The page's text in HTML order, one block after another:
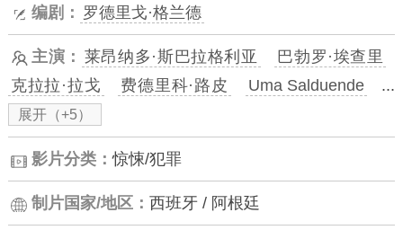
编剧： 罗德里戈·格兰德
主演： 莱昂纳多·斯巴拉格利亚
巴勃罗·埃查里
克拉拉·拉戈
费德里科·路皮 Uma Salduende ...
展开（+5）
影片分类：惊悚/犯罪
制片国家/地区： 西班牙 / 阿根廷